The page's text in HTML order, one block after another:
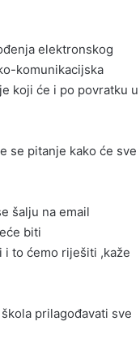
elektronskog
komunikacijska
koji će i po povratku u
se pitanje kako će sve
šalju na email
biti
i to ćemo riješiti ,kaže
prilagođavati sve